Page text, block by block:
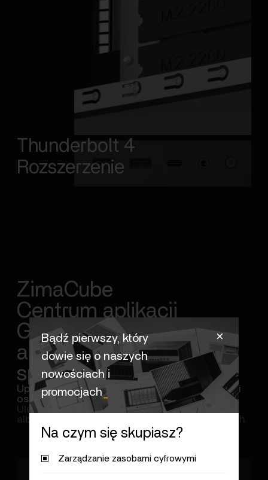
Thunderbolt 4
Rozszerzenie
ZimaCube
Centrum aplikacji
Gromadzące dziesiątki
aplikacji
społecznościowych
Uprość domowe doświadczenie cyfrowe dzięki
osobistej chmurze w jednym kliknięciu
Ulepszanie domowej technologii, mediów i
albumów w Twojej prywatnej przestrzeni danych.
Bądź pierwszy, który
dowie się o naszych
nowościach i
promocjach_
Na czym się skupiasz?
Zarządzanie zasobami cyfrowymi
＋